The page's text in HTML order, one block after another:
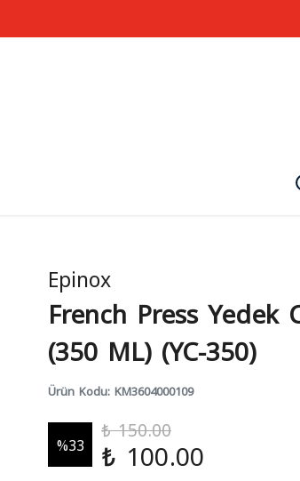
Epinox
French Press Yedek
(350 ML) (YC-350)
Ürün Kodu: KM3604000109
%33
₺ 150.00
₺ 100.00